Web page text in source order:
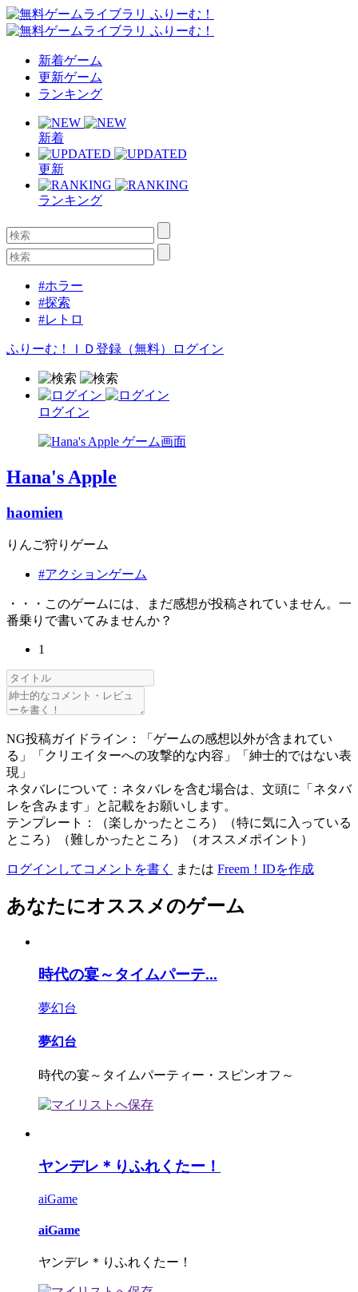
新着ゲーム
更新ゲーム
ランキング
新着
更新
ランキング
#ホラー
#探索
#レトロ
ふりーむ！ＩＤ登録（無料） ログイン
ログイン
Hana's Apple
haomien
りんご狩りゲーム
#アクションゲーム
・・・このゲームには、まだ感想が投稿されていません。一
番乗りで書いてみませんか？
1
NG投稿ガイドライン：「ゲームの感想以外が含まれてい
る」「クリエイターへの攻撃的な内容」「紳士的ではない表
現」
ネタバレについて：ネタバレを含む場合は、文頭に「ネタバ
レを含みます」と記載をお願いします。
テンプレート：（楽しかったところ）（特に気に入っている
ところ）（難しかったところ）（オススメポイント）
ログインしてコメントを書く または Freem！IDを作成
あなたにオススメのゲーム
時代の宴～タイムパーテ...
夢幻台
夢幻台
時代の宴～タイムパーティー・スピンオフ～
ヤンデレ＊りふれくたー！
aiGame
aiGame
ヤンデレ＊りふれくたー！